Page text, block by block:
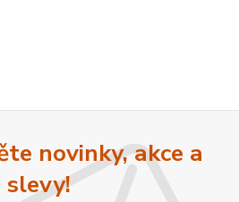
novinky, akce a
slevy!